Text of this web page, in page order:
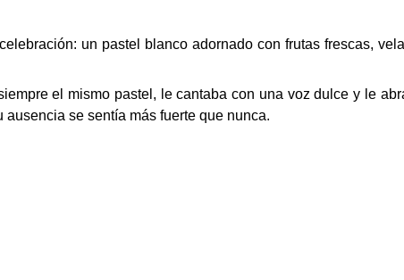
un pastel blanco adornado con frutas frescas,
el mismo pastel, le cantaba con una voz dulce y le
se sentía más fuerte que nunca.